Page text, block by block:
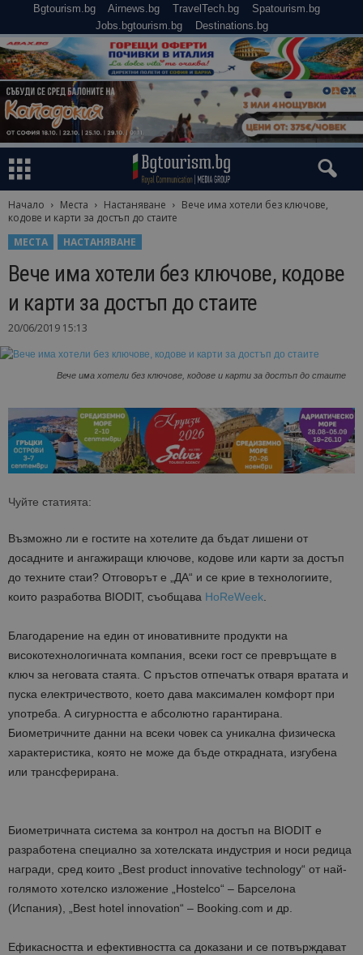
Bgtourism.bg Airnews.bg TravelTech.bg
Spatourism.bg
Jobs.bgtourism.bg
Destinations.bg
Начало Места Настаняване
Вече има хотели без ключове,
кодове и карти за достъп до стаите
МЕСТА
НАСТАНЯВАНЕ
Вече има хотели без ключове, кодове
и карти за достъп до стаите
20/06/2019 15:13
Вече има хотели без ключове, кодове и карти за достъп до стаите
Чуйте статията:
Възможно ли е гостите на хотелите да бъдат лишени от
досадните и ангажиращи ключове, кодове или карти за достъп
до техните стаи? Отговорът е „ДА“ и се крие в технологиите,
които разработва BIODIT, съобщава HoReWeek.
Благодарение на един от иновативните продукти на
високотехнологичната компания, всеки гост се превръщате в
ключ за неговата стаята. С пръстов отпечатък отваря вратата и
пуска електричеството, което дава максимален комфорт при
употреба. А сигурността е абсолютно гарантирана.
Биометричните данни на всеки човек са уникална физическа
характеристика, която не може да бъде открадната, изгубена
или трансферирана.
Биометричната система за контрол на достъп на BIODIT е
разработена специално за хотелската индустрия и носи редица
награди, сред които „Best product innovative technology“ от най-
голямото хотелско изложение „Hostelco“ – Барселона
(Испания), „Best hotel innovation“ – Booking.com и др.
Ефикасността и ефективността са доказани и се потвърждават